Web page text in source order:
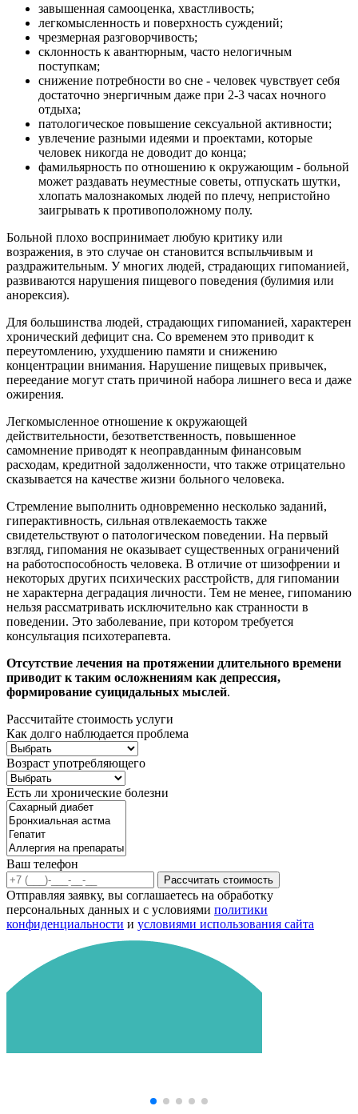
завышенная самооценка, хвастливость;
легкомысленность и поверхность суждений;
чрезмерная разговорчивость;
склонность к авантюрным, часто нелогичным
поступкам;
снижение потребности во сне - человек чувствует себя
достаточно энергичным даже при 2-3 часах ночного
отдыха;
патологическое повышение сексуальной активности;
увлечение разными идеями и проектами, которые
человек никогда не доводит до конца;
фамильярность по отношению к окружающим - больной
может раздавать неуместные советы, отпускать шутки,
хлопать малознакомых людей по плечу, непристойно
заигрывать к противоположному полу.
Больной плохо воспринимает любую критику или
возражения, в это случае он становится вспыльчивым и
раздражительным. У многих людей, страдающих гипоманией,
развиваются нарушения пищевого поведения (булимия или
анорексия).
Для большинства людей, страдающих гипоманией, характерен
хронический дефицит сна. Со временем это приводит к
переутомлению, ухудшению памяти и снижению
концентрации внимания. Нарушение пищевых привычек,
переедание могут стать причиной набора лишнего веса и даже
ожирения.
Легкомысленное отношение к окружающей
действительности, безответственность, повышенное
самомнение приводят к неоправданным финансовым
расходам, кредитной задолженности, что также отрицательно
сказывается на качестве жизни больного человека.
Стремление выполнить одновременно несколько заданий,
гиперактивность, сильная отвлекаемость также
свидетельствуют о патологическом поведении. На первый
взгляд, гипомания не оказывает существенных ограничений
на работоспособность человека. В отличие от шизофрении и
некоторых других психических расстройств, для гипомании
не характерна деградация личности. Тем не менее, гипоманию
нельзя рассматривать исключительно как странности в
поведении. Это заболевание, при котором требуется
консультация психотерапевта.
Отсутствие лечения на протяжении длительного времени
приводит к таким осложнениям как депрессия,
формирование суицидальных мыслей.
Рассчитайте стоимость услуги
Как долго наблюдается проблема
Возраст употребляющего
Есть ли хронические болезни
Ваш телефон
Рассчитать стоимость
Отправляя заявку, вы соглашаетесь на обработку
персональных данных и с условиями политики
конфиденциальности и условиями использования сайта